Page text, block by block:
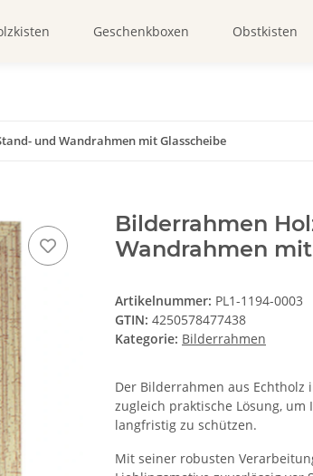
Geschenkboxen Obstkisten
und Wandrahmen mit Glasscheibe
Bilderrahmen
Wandrahmen
Artikelnummer: PL1-1194-0003
GTIN: 4250578477438
Kategorie: Bilderrahmen
Der Bilderrahmen aus Echtholz
zugleich praktische Lösung,
langfristig zu schützen.
Mit seiner robusten